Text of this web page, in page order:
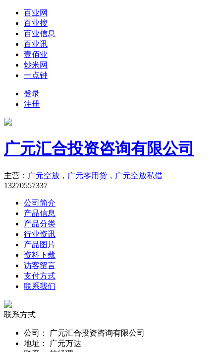
百业网
百业搜
百业信息
百业讯
壹佰业
炒米网
一点钟
登录
注册
广元汇合投资咨询有限公司
主营： 广元空放，广元零用贷，广元空放私借
13270557337
公司简介
产品信息
产品分类
行业资讯
产品图片
资料下载
访客留言
支付方式
联系我们
联系方式
公司：
广元汇合投资咨询有限公司
地址：
广元万达